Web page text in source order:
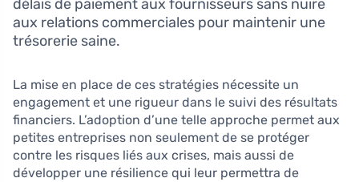
délais de paiement aux fournisseurs sans nuire
aux relations commerciales pour maintenir une
trésorerie saine.
La mise en place de ces stratégies nécessite un
engagement et une rigueur dans le suivi des résultats
financiers. L’adoption d’une telle approche permet aux
petites entreprises non seulement de se protéger
contre les risques liés aux crises, mais aussi de
développer une résilience qui leur permettra de